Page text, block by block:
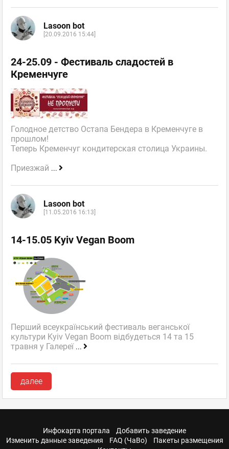
Lasoon bot
[20.09.2016 15:44]
24-25.09 - Фестиваль сладостей в
Кременчуге
Голодное детство Остапа Бендера в Кременчуге в
прошлом!
Теперь Кременчуг кондитерская столица Украины.
Приезжай ...
Lasoon bot
[11.05.2016 16:13]
14-15.05 Kyiv Vegan Boom
Перший всеукраїнський фестиваль веганської
культури Kyiv Vegan Boom відбудеться 14 та 15
травня у Галереї ...
далее
Инфокарта портала
Добавить заведение
Изменить данные заведения
FAQ (ЧаВо)
Пакеты размещения